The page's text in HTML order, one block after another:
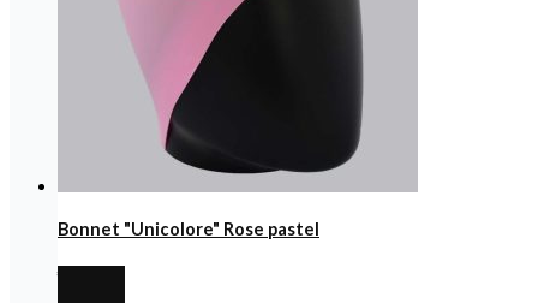
Bonnet "Unicolore" Rose pastel